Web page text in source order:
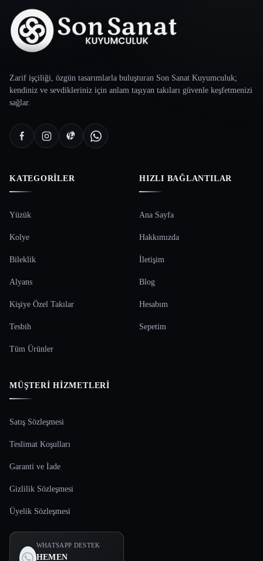
Zarif işçiliği, özgün tasarımlarla buluşturan Son Sanat Kuyumculuk;
kendiniz ve sevdikleriniz için anlam taşıyan takıları güvenle keşfetmenizi
sağlar.
KATEGORILER
Yüzük
Kolye
Bileklik
Alyans
Kişiye Özel Takılar
Tesbih
Tüm Ürünler
HIZLI BAĞLANTILAR
Ana Sayfa
Hakkımızda
İletişim
Blog
Hesabım
Sepetim
MÜŞTERI HIZMETLERI
Satış Sözleşmesi
Teslimat Koşulları
Garanti ve İade
Gizlilik Sözleşmesi
Üyelik Sözleşmesi
WHATSAPP DESTEK
HEMEN